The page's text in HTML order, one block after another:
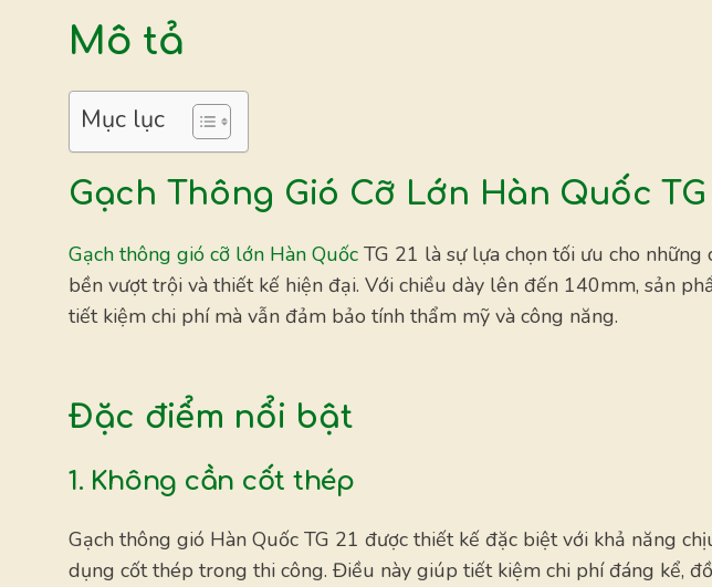
Mô tả
Mục lục
Gạch Thông Gió Cỡ Lớn Hàn Quốc TG
Gạch thông gió cỡ lớn Hàn Quốc TG 21 là sự lựa chọn tối ưu cho
bền vượt trội và thiết kế hiện đại. Với chiều dày lên đến 140mm, sản
tiết kiệm chi phí mà vẫn đảm bảo tính thẩm mỹ và công năng.
Đặc điểm nổi bật
1. Không cần cốt thép
Gạch thông gió Hàn Quốc TG 21 được thiết kế đặc biệt với khả năng
dụng cốt thép trong thi công. Điều này giúp tiết kiệm chi phí đáng kể,